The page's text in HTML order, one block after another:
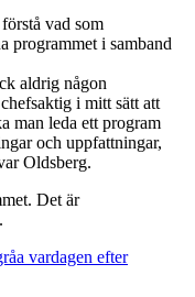
vad som
programmet i samband
aldrig någon
i mitt sätt att
man leda ett program
och uppfattningar,
Oldsberg.
Det är
vardagen efter